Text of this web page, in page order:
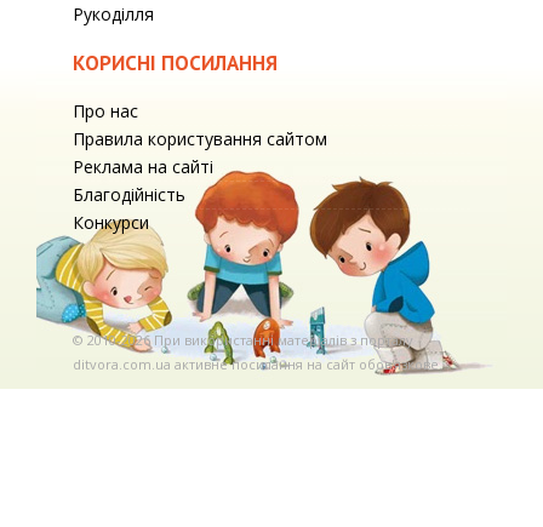
Рукоділля
КОРИСНІ ПОСИЛАННЯ
Про нас
Правила користування сайтом
Реклама на сайті
Благодійність
Конкурси
© 2010-2026 При використаннi матерiалiв з порталу
ditvora.com.ua активне посилання на сайт обов'язкове. .